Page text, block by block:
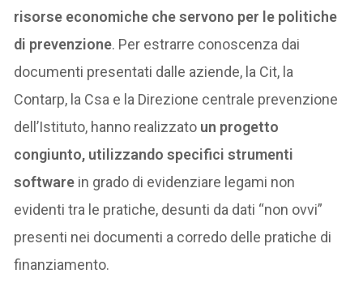
risorse economiche che servono per le politiche
di prevenzione. Per estrarre conoscenza dai
documenti presentati dalle aziende, la Cit, la
Contarp, la Csa e la Direzione centrale prevenzione
dell’Istituto, hanno realizzato un progetto
congiunto, utilizzando specifici strumenti
software in grado di evidenziare legami non
evidenti tra le pratiche, desunti da dati “non ovvi”
presenti nei documenti a corredo delle pratiche di
finanziamento.